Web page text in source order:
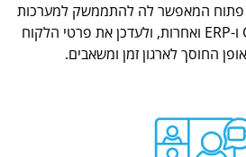
PB Digital מספקת API פתוח המאפשר לה להתממשק למערכות
הליבה הארגוניות – CRM ו-ERP ואחרות, ולעדכן את פרטי הלקוח
החוסך לארגון זמן ומשאבים.